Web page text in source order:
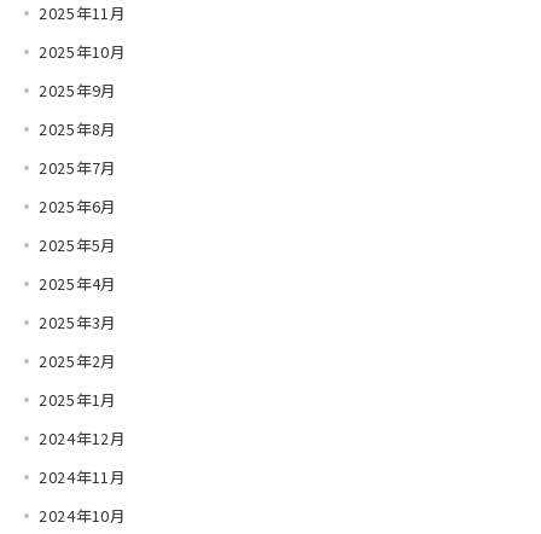
2025年11月
2025年10月
2025年9月
2025年8月
2025年7月
2025年6月
2025年5月
2025年4月
2025年3月
2025年2月
2025年1月
2024年12月
2024年11月
2024年10月